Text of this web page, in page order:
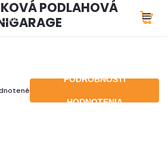
PODLAHOVÁ
PODROBNOSTI
HODNOTENIA